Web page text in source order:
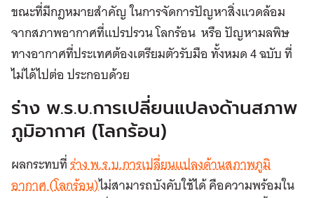
ขณะที่มีกฎหมายสำคัญ ในการจัดการปัญหาสิ่งแวดล้อม
จากสภาพอากาศที่แปรปรวน โลกร้อน หรือ ปัญหามลพิษ
ทางอากาศที่ประเทศต้องเตรียมตัวรับมือ ทั้งหมด 4 ฉบับ ที่
ไม่ได้ไปต่อ ประกอบด้วย
ร่าง พ.ร.บ.การเปลี่ยนแปลงด้านสภาพ
ภูมิอากาศ (โลกร้อน)
ผลกระทบที่ร่าง พ.ร.บ.การเปลี่ยนแปลงด้านสภาพภูมิ
อากาศ (โลกร้อน)ไม่สามารถบังคับใช้ได้ คือความพร้อมใน